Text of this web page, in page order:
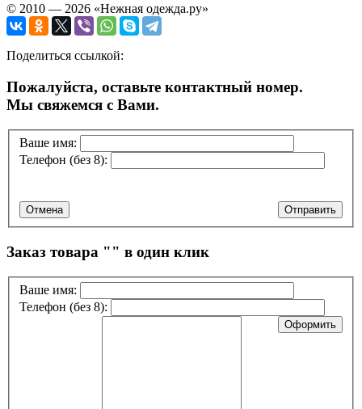
© 2010 — 2026 «Нежная одежда.ру»
Поделиться ссылкой:
Пожалуйста, оставьте контактный номер.
Мы свяжемся с Вами.
Ваше имя:
Телефон (без 8):
Отправить
Отмена
Заказ товара "" в один клик
Ваше имя:
Телефон (без 8):
Оформить